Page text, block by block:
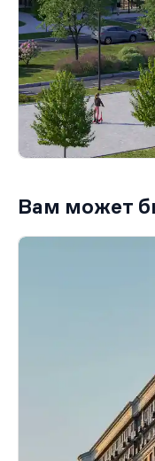
Вам может